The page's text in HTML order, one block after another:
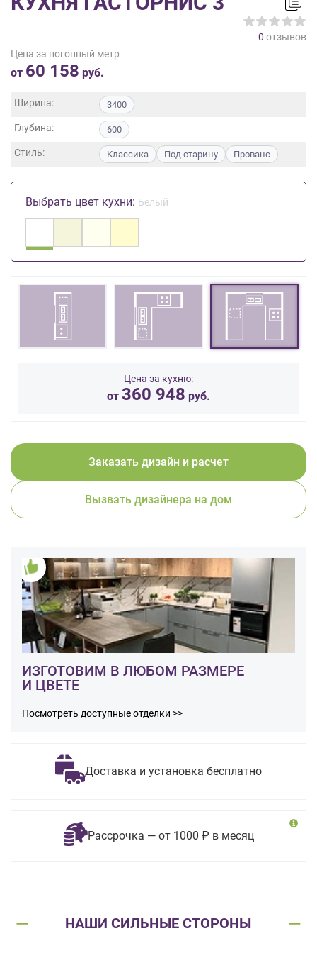
0 отзывов
Цена за погонный метр
от 60 158 руб.
Ширина: 3400
Глубина: 600
Стиль: Классика Под старину Прованс
Выбрать цвет кухни: Белый
Цена за кухню:
от 360 948 руб.
Заказать дизайн и расчет
Вызвать дизайнера на дом
ИЗГОТОВИМ В ЛЮБОМ РАЗМЕРЕ
И ЦВЕТЕ
Посмотреть доступные отделки >>
Доставка и установка бесплатно
Рассрочка — от 1000 ₽ в месяц
НАШИ СИЛЬНЫЕ СТОРОНЫ
данных ,
Согласие
обработку
данных
порядке
условиях
персональных